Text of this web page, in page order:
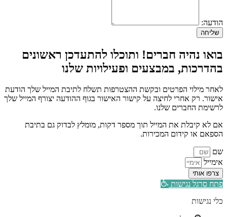
הודעה:
שליחה
בואו נהיה חברים! ותוכלו להתעדכן ראשונים
בהדרכות, במבצעים ופעילויות שלנו
לאחר מילוי הפרטים ובקשת ההצטרפות תשלח לתיבת המייל שלך הודעת
אישור. רק אחרי לחיצה על קישור האישור בגוף ההודעה יצורף המייל שלך
לרשימת החברים שלנו.
אם לא קיבלת את המייל תוך מספר דקות, מומלץ לבדוק גם בתיבת
הספאם או קידום המכירות.
שם
אימייל
צרפו אותי
פתח סרגל נגישות
כלי נגישות